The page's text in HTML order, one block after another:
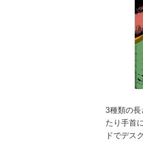
3種類の長
たり手首
ドでデス